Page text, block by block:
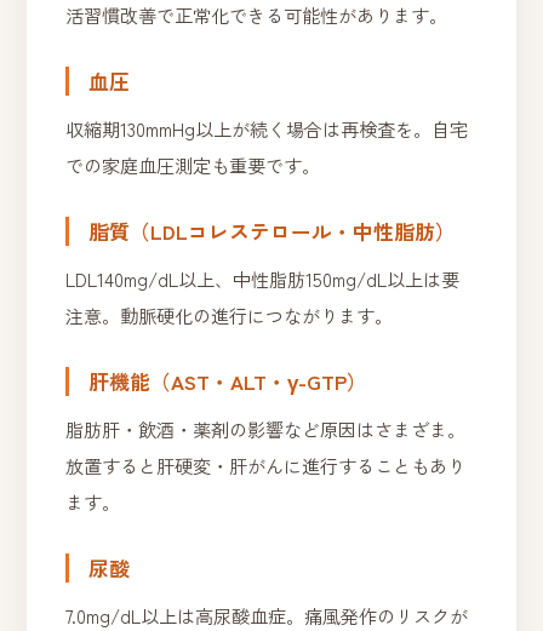
活習慣改善で正常化できる可能性があります。
血圧
収縮期130mmHg以上が続く場合は再検査を。自宅
での家庭血圧測定も重要です。
脂質（LDLコレステロール・中性脂肪）
LDL140mg/dL以上、中性脂肪150mg/dL以上は要
注意。動脈硬化の進行につながります。
肝機能（AST・ALT・γ-GTP）
脂肪肝・飲酒・薬剤の影響など原因はさまざま。
放置すると肝硬変・肝がんに進行することもあり
ます。
尿酸
7.0mg/dL以上は高尿酸血症。痛風発作のリスクが